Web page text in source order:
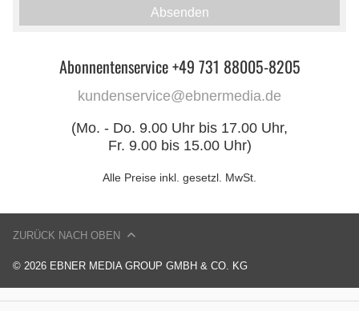
Absenden
Abonnentenservice +49 731 88005-8205
kundenservice@ebnermedia.de
(Mo. - Do. 9.00 Uhr bis 17.00 Uhr,
Fr. 9.00 bis 15.00 Uhr)
Alle Preise inkl. gesetzl. MwSt.
© 2026 EBNER MEDIA GROUP GMBH & CO. KG
ZURÜCK NACH OBEN